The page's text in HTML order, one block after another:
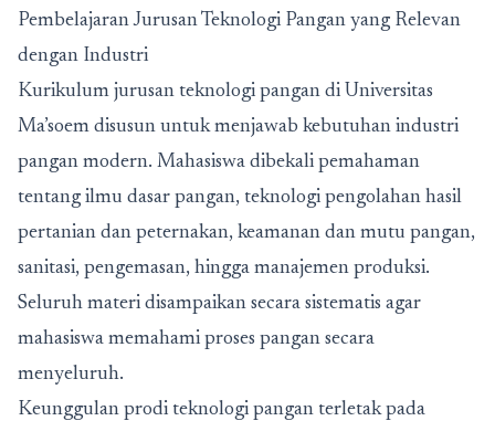
Pembelajaran Jurusan Teknologi Pangan yang Relevan
dengan Industri
Kurikulum jurusan teknologi pangan di Universitas
Ma’soem disusun untuk menjawab kebutuhan industri
pangan modern. Mahasiswa dibekali pemahaman
tentang ilmu dasar pangan, teknologi pengolahan hasil
pertanian dan peternakan, keamanan dan mutu pangan,
sanitasi, pengemasan, hingga manajemen produksi.
Seluruh materi disampaikan secara sistematis agar
mahasiswa memahami proses pangan secara
menyeluruh.
Keunggulan prodi teknologi pangan terletak pada